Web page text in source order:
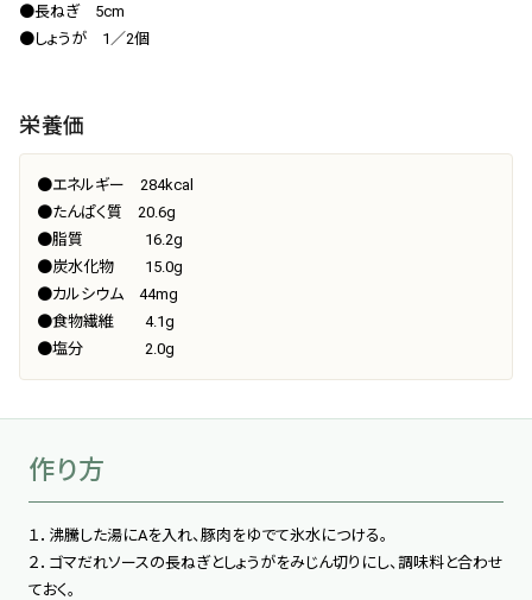
●長ねぎ 5cm
●しょうが 1／2個
栄養価
●エネルギー 284kcal
●たんぱく質 20.6g
●脂質 16.2g
●炭水化物 15.0g
●カルシウム 44mg
●食物繊維 4.1g
●塩分 2.0g
作り方
１．沸騰した湯にAを入れ、豚肉をゆでて氷水につける。
２．ゴマだれソースの長ねぎとしょうがをみじん切りにし、調味料と合わせ
ておく。